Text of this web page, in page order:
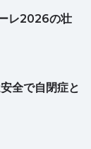
レ2026の壮
全で自閉症と